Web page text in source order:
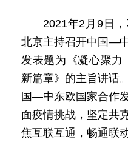
2021年2月9日
北京主持召开中国—
发表题为《凝心聚力
新篇章》的主旨讲话
国—中东欧国家合作
面疫情挑战，坚定共
焦互联互通，畅通联